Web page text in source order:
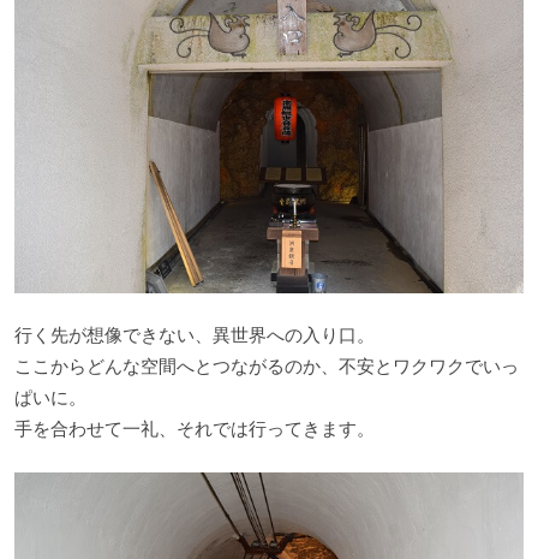
行く先が想像できない、異世界への入り口。
ここからどんな空間へとつながるのか、不安とワクワクでいっ
ぱいに。
手を合わせて一礼、それでは行ってきます。